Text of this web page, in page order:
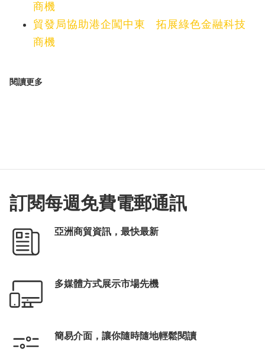
商機
貿發局協助港企闖中東 拓展綠色金融科技
商機
閱讀更多
訂閱每週免費電郵通訊
亞洲商貿資訊，最快最新
多媒體方式展示市場先機
簡易介面，讓你隨時隨地輕鬆閱讀